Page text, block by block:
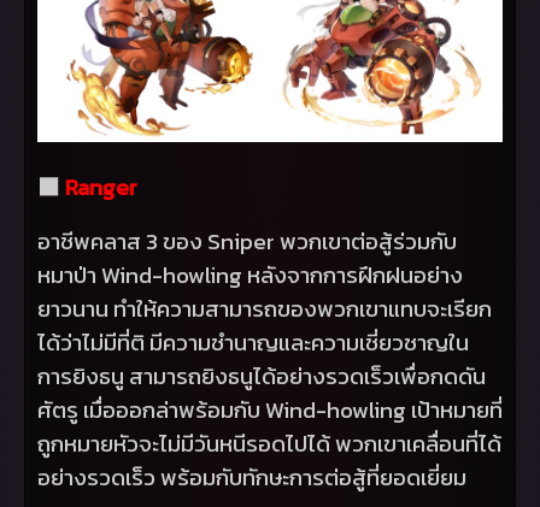
⬛ Ranger
อาชีพคลาส 3 ของ Sniperพวกเขาต่อสู้ร่วมกับ
หมาป่าWind-howling หลังจากการฝึกฝนอย่าง
ยาวนาน ทำให้ความสามารถของพวกเขาแทบจะเรียก
ได้ว่าไม่มีที่ติ มีความชำนาญและความเชี่ยวชาญใน
การยิงธนู สามารถยิงธนูได้อย่างรวดเร็วเพื่อกดดัน
ศัตรู เมื่อออกล่าพร้อมกับWind-howling เป้าหมายที่
ถูกหมายหัวจะไม่มีวันหนีรอดไปได้ พวกเขาเคลื่อนที่ได้
อย่างรวดเร็ว พร้อมกับทักษะการต่อสู้ที่ยอดเยี่ยม